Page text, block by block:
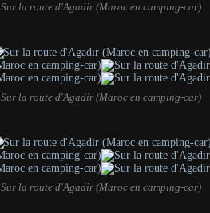
Sur la route d'Agadir (Maroc en camping-car)
Sur la route d'Agadir (Maroc en camping-car)
Sur la route d'Agadir (Maroc en camping-car)